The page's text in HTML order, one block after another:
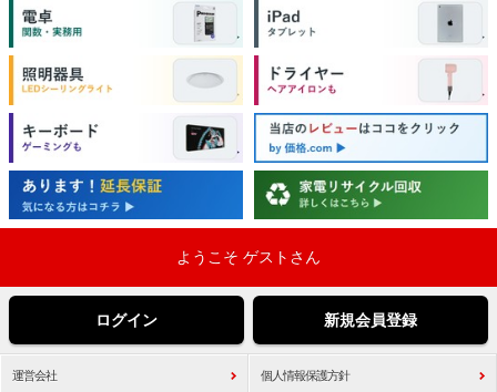
ようこそ ゲストさん
ログイン 新規会員登録
運営会社 個人情報保護方針